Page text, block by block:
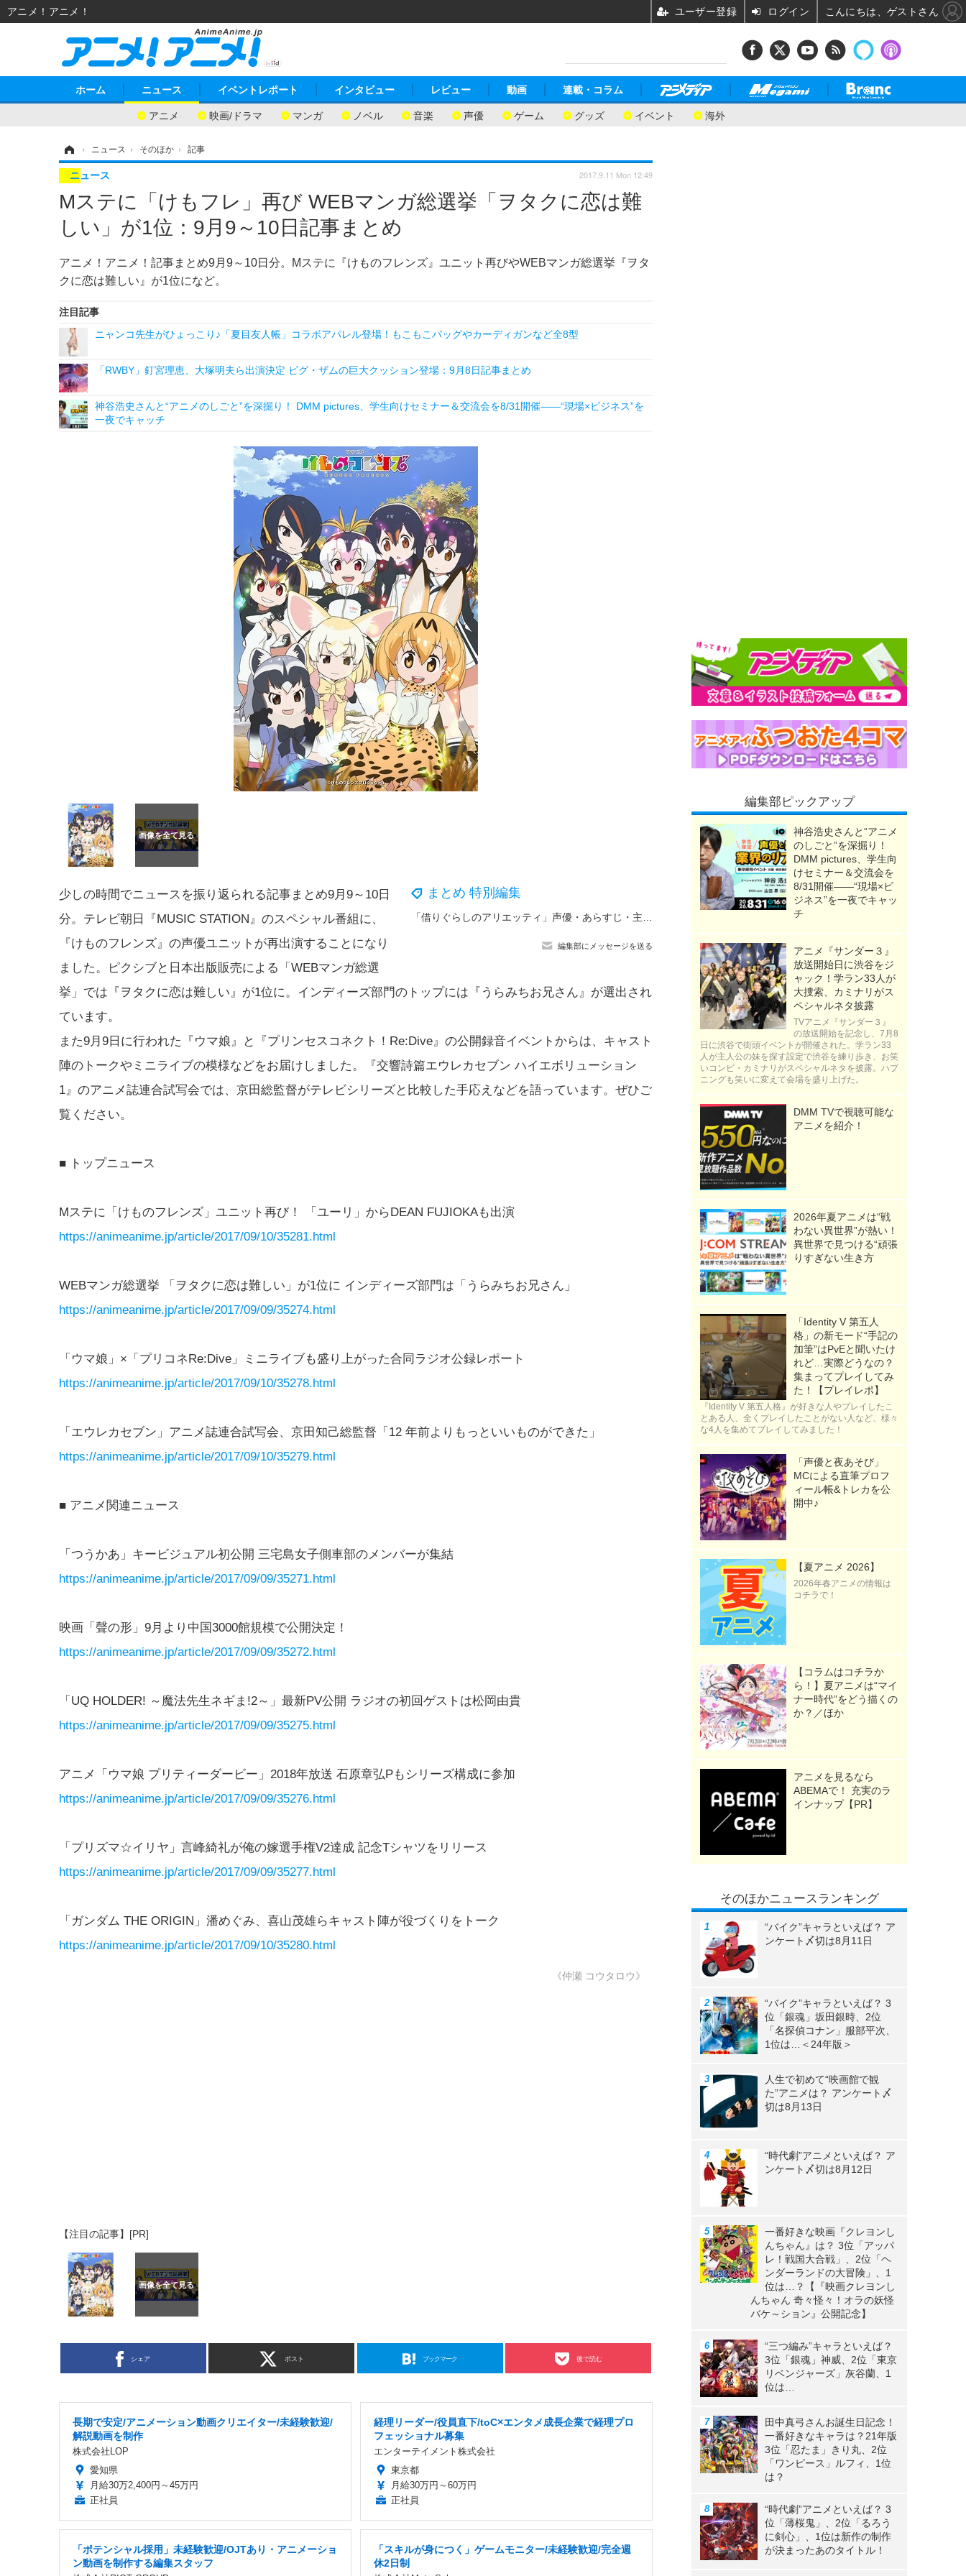
ホーム ニュース
アニメ 映画/ドラマ マンガ ノベル 音楽 声優 ゲーム グッズ イベント 海外
イベントレポート インタビュー レビュー 動画 連載・コラム
› ニュース › そのほか › 記事
Mステに「けもフレ」再び WEBマンガ総選挙「ヲタクに恋は難
しい」が1位：9月9～10日記事まとめ
アニメ！アニメ！記事まとめ9月9～10日分。Mステに『けものフレンズ』ユニット再びやWEBマンガ総選挙『ヲタ
クに恋は難しい』が1位になど。
ニュース 2017.9.11 Mon 12:49
注目記事
ニャンコ先生がひょっこり♪「夏目友人帳」コラボアパレル登場！もこもこバッグやカーディガンなど全8型
「RWBY」釘宮理恵、大塚明夫ら出演決定 ビグ・ザムの巨大クッション登場：9月8日記事まとめ
神谷浩史さんと“アニメのしごと”を深掘り！ DMM pictures、学生向けセミナー＆交流会を8/31開催――“現場×ビジネス”を
一夜でキャッチ
まとめ 特別編集
編集部にメッセージを送る
少しの時間でニュースを振り返られる記事まとめ9月9～10日
分。テレビ朝日『MUSIC STATION』のスペシャル番組に、
『けものフレンズ』の声優ユニットが再出演することになり
ました。ピクシブと日本出版販売による「WEBマンガ総選
挙」では『ヲタクに恋は難しい』が1位に。インディーズ部門のトップには『うらみちお兄さん』が選出され
ています。
また9月9日に行われた『ウマ娘』と『プリンセスコネクト！Re:Dive』の公開録音イベントからは、キャスト
陣のトークやミニライブの模様などをお届けしました。『交響詩篇エウレカセブン ハイエボリューション
1』のアニメ誌連合試写会では、京田総監督がテレビシリーズと比較した手応えなどを語っています。ぜひご
覧ください。
■ トップニュース
Mステに「けものフレンズ」ユニット再び！ 「ユーリ」からDEAN FUJIOKAも出演
https://animeanime.jp/article/2017/09/10/35281.html
WEBマンガ総選挙 「ヲタクに恋は難しい」が1位に インディーズ部門は「うらみちお兄さん」
https://animeanime.jp/article/2017/09/09/35274.html
「ウマ娘」×「プリコネRe:Dive」ミニライブも盛り上がった合同ラジオ公録レポート
https://animeanime.jp/article/2017/09/10/35278.html
「エウレカセブン」アニメ誌連合試写会、京田知己総監督「12 年前よりもっといいものができた」
https://animeanime.jp/article/2017/09/10/35279.html
■ アニメ関連ニュース
「つうかあ」キービジュアル初公開 三宅島女子側車部のメンバーが集結
https://animeanime.jp/article/2017/09/09/35271.html
映画「聲の形」9月より中国3000館規模で公開決定！
https://animeanime.jp/article/2017/09/09/35272.html
「UQ HOLDER! ～魔法先生ネギま!2～」最新PV公開 ラジオの初回ゲストは松岡由貴
https://animeanime.jp/article/2017/09/09/35275.html
アニメ「ウマ娘 プリティーダービー」2018年放送 石原章弘Pもシリーズ構成に参加
https://animeanime.jp/article/2017/09/09/35276.html
「プリズマ☆イリヤ」言峰綺礼が俺の嫁選手権V2達成 記念Tシャツをリリース
https://animeanime.jp/article/2017/09/09/35277.html
「ガンダム THE ORIGIN」潘めぐみ、喜山茂雄らキャスト陣が役づくりをトーク
https://animeanime.jp/article/2017/09/10/35280.html
《仲瀬 コウタロウ》
【注目の記事】[PR]
シェア ポスト ブックマーク 後で読む
長期で安定/アニメーション動画クリエイター/未経験歓迎/
解説動画を制作
株式会社LOP
愛知県
月給30万2,400円～45万円
正社員
経理リーダー/役員直下/toC×エンタメ成長企業で経理プロ
フェッショナル募集
エンターテイメント株式会社
東京都
月給30万円～60万円
正社員
「ポテンシャル採用」未経験歓迎/OJTあり・アニメーショ
ン動画を制作する編集スタッフ
「スキルが身につく」ゲームモニター/未経験歓迎/完全週
休2日制
編集部ピックアップ
神谷浩史さんと“アニメ
のしごと”を深掘り！
DMM pictures、学生向
けセミナー＆交流会を
8/31開催――“現場×ビ
ジネス”を一夜でキャッ
チ
アニメ『サンダー３』
放送開始日に渋谷をジ
ャック！学ラン33人が
大捜索、カミナリがス
ペシャルネタ披露
TVアニメ『サンダー３』
の放送開始を記念し、7月8
日に渋谷で街頭イベントが開催された。学ラン33
人が主人公の妹を探す設定で渋谷を練り歩き、お笑
いコンビ・カミナリがスペシャルネタを披露。ハプ
ニングも笑いに変えて会場を盛り上げた。
DMM TVで視聴可能な
アニメを紹介！
2026年夏アニメは“戦
わない異世界”が熱い！
異世界で見つける“頑張
りすぎない生き方
「Identity V 第五人
格」の新モード“手記の
加筆”はPvEと聞いたけ
れど…実際どうなの？
集まってプレイしてみ
た！【プレイレポ】
『Identity V 第五人格』が好きな人やプレイしたこ
とある人、全くプレイしたことがない人など、様々
な4人を集めてプレイしてみました！
「声優と夜あそび」
MCによる直筆プロフ
ィール帳&トレカを公
開中♪
【夏アニメ 2026】
2026年春アニメの情報は
コチラで！
【コラムはコチラか
ら！】夏アニメは“マイ
ナー時代”をどう描くの
か？／ほか
アニメを見るなら
ABEMAで！ 充実のラ
インナップ【PR】
そのほかニュースランキング
“バイク”キャラといえば？ ア
ンケート〆切は8月11日
“バイク”キャラといえば？ 3
位「銀魂」坂田銀時、2位
「名探偵コナン」服部平次、
1位は…＜24年版＞
人生で初めて“映画館で観
た”アニメは？ アンケート〆
切は8月13日
“時代劇”アニメといえば？ ア
ンケート〆切は8月12日
一番好きな映画『クレヨンし
んちゃん』は？ 3位「アッパ
レ！戦国大合戦」、2位「ヘ
ンダーランドの大冒険」、1
位は…？【『映画クレヨンし
んちゃん 奇々怪々！オラの妖怪
バケ～ション』公開記念】
“三つ編み”キャラといえば？
3位「銀魂」神威、2位「東京
リベンジャーズ」灰谷蘭、1
位は…
田中真弓さんお誕生日記念！
一番好きなキャラは？21年版
3位「忍たま」きり丸、2位
「ワンピース」ルフィ、1位
は？
“時代劇”アニメといえば？ 3
位「薄桜鬼」、2位「るろう
に剣心」、1位は新作の制作
が決まったあのタイトル！
アニメ！アニメ！ ユーザー登録 ログイン こんにちは、ゲストさん